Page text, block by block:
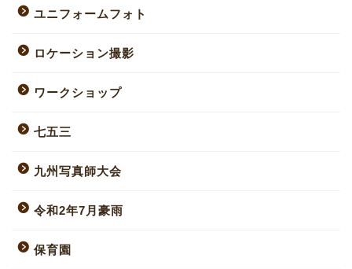
ユニフォームフォト
ロケーション撮影
ワークショップ
七五三
九州写真師大会
令和2年7月豪雨
保育園